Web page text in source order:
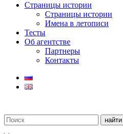
Страницы истории
Страницы истории
Имена в летописи
Тесты
Об агентстве
Партнеры
Контакты